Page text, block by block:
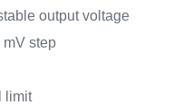
output voltage
step
limit